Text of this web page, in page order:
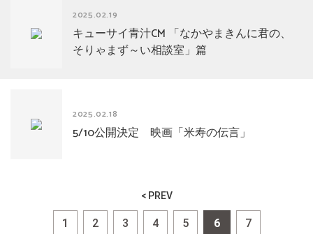
2025.02.19
キューサイ青汁CM 「なかやまきんに君の、
そりゃまず～い相談室」篇
2025.02.18
5/10公開決定 映画「米寿の伝言」
< PREV
1 2 3 4 5 6 7